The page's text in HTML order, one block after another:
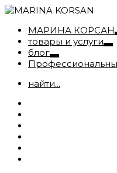
МАРИНА КОРСАН
товары и услуги
блог
найти...